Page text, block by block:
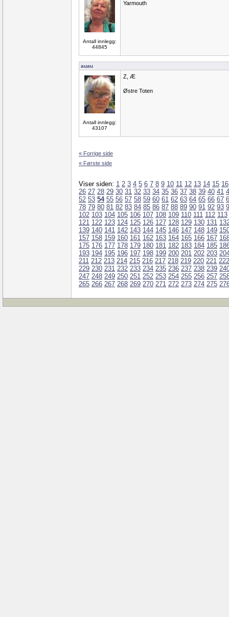
Antall innlegg:
44845
Yarmouth
auau
Antall innlegg:
43107
Z, Æ
Østre Toten
« Forrige side
« Første side
Viser siden: 1 2 3 4 5 6 7 8 9 10 11 12 13 14 15 16
26 27 28 29 30 31 32 33 34 35 36 37 38 39 40 41
52 53 54 55 56 57 58 59 60 61 62 63 64 65 66 67
78 79 80 81 82 83 84 85 86 87 88 89 90 91 92 93
102 103 104 105 106 107 108 109 110 111 112 113
121 122 123 124 125 126 127 128 129 130 131
139 140 141 142 143 144 145 146 147 148 149
157 158 159 160 161 162 163 164 165 166 167
175 176 177 178 179 180 181 182 183 184 185
193 194 195 196 197 198 199 200 201 202 203
211 212 213 214 215 216 217 218 219 220 221 222
229 230 231 232 233 234 235 236 237 238 239
247 248 249 250 251 252 253 254 255 256 257
265 266 267 268 269 270 271 272 273 274 275